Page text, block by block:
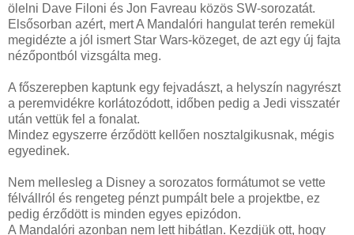
ölelni Dave Filoni és Jon Favreau közös SW-sorozatát.
Elsősorban azért, mert A Mandalóri hangulat terén remekül
megidézte a jól ismert Star Wars-közeget, de azt egy új fajta
nézőpontból vizsgálta meg.
A főszerepben kaptunk egy fejvadászt, a helyszín nagyrészt
a peremvidékre korlátozódott, időben pedig a Jedi visszatér
után vettük fel a fonalat.
Mindez egyszerre érződött kellően nosztalgikusnak, mégis
egyedinek.
Nem mellesleg a Disney a sorozatos formátumot se vette
félvállról és rengeteg pénzt pumpált bele a projektbe, ez
pedig érződött is minden egyes epizódon.
A Mandalóri azonban nem lett hibátlan. Kezdjük ott, hogy